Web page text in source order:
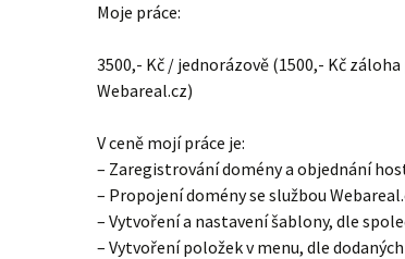
Moje práce:
3500,- Kč / jednorázově (1500,- Kč
Webareal.cz)
V ceně mojí práce je:
– Zaregistrování domény a objednání
– Propojení domény se službou
– Vytvoření a nastavení šablony, dle
– Vytvoření položek v menu, dle